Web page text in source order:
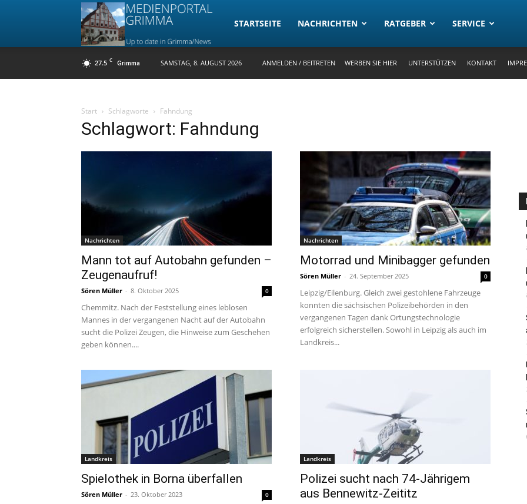
Medienportal
STARTSEITE NACHRICHTEN RATGEBER SERVICE
27.5 C Grimma SAMSTAG, 8. AUGUST 2026 ANMELDEN / BEITRETEN WERBEN SIE HIER UNTERSTÜTZEN KONTAKT
Start Schlagworte Fahndung
Schlagwort: Fahndung
Nachrichten
Mann tot auf Autobahn gefunden –
Zeugenaufruf!
Sören Müller - 8. Oktober 2025 0
Chemmitz. Nach der Feststellung eines leblosen
Mannes in der vergangenen Nacht auf der Autobahn
sucht die Polizei Zeugen, die Hinweise zum Geschehen
geben können....
Nachrichten
Motorrad und Minibagger gefunden
Sören Müller - 24. September 2025 0
Leipzig/Eilenburg. Gleich zwei gestohlene Fahrzeuge
konnten die sächsischen Polizeibehörden in den
vergangenen Tagen dank Ortungstechnologie
erfolgreich sicherstellen. Sowohl in Leipzig als auch im
Landkreis...
Landkreis
Spielothek in Borna überfallen
Sören Müller - 23. Oktober 2023 0
Landkreis
Polizei sucht nach 74-Jährigem
aus Bennewitz-Zeititz